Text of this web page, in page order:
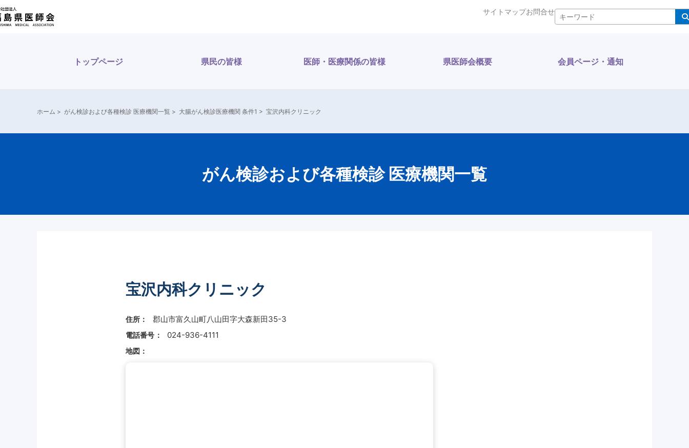
内
容
サイトマップお問合せ
検索
トップページ 県民の皆様 医師・医療関係の皆様 県医師会概要 会員ページ・通知
ホーム > がん検診および各種検診 医療機関一覧 > 大腸がん検診医療機関 条件1 > 宝沢内科クリニック
がん検診および各種検診 医療機関一覧
宝沢内科クリニック
住所： 郡山市富久山町八山田字大森新田35-3
電話番号： 024-936-4111
地図：